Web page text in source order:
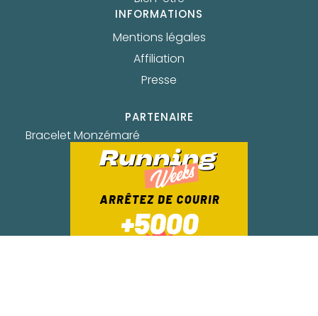
INFORMATIONS
Mentions légales
Affiliation
Presse
PARTENAIRE
Bracelet Monzémaré